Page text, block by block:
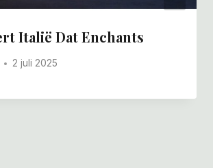
Italië Dat Enchants
2 juli 2025